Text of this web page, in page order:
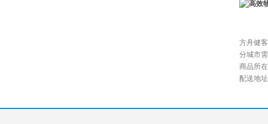
方舟健
分城市
商品所
配送地